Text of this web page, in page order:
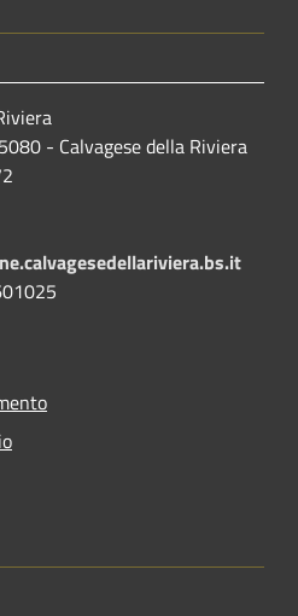
- Calvagese della Riviera